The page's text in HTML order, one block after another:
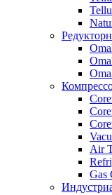
Air
Gas